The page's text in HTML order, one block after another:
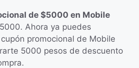
de $5000 en Mobile
Ahora ya puedes
promocional de Mobile
5000 pesos de descuento